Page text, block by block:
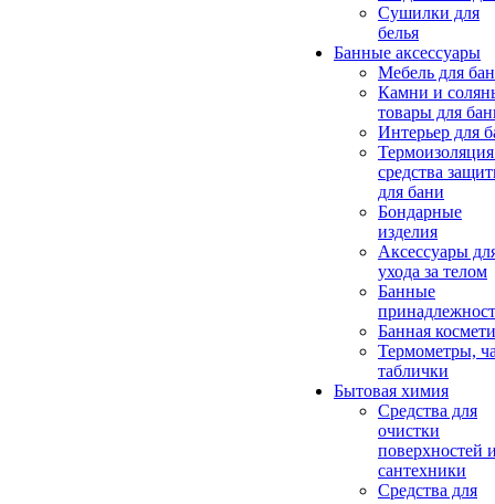
Сушилки для
белья
Банные аксессуары
Мебель для
Камни и
товары для
Интерьер для
средства
для бани
Бондарные
изделия
Аксеcсуары
ухода за телом
Банные
Банная
Термометры,
таблички
Бытовая химия
Средства для
очистки
поверхностей
сантехники
Средства для